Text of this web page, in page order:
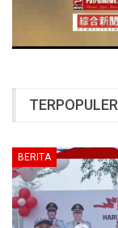
TERPOPULER
BERITA